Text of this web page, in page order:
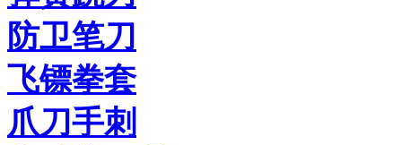
防卫笔刀
飞镖拳套
爪刀手刺